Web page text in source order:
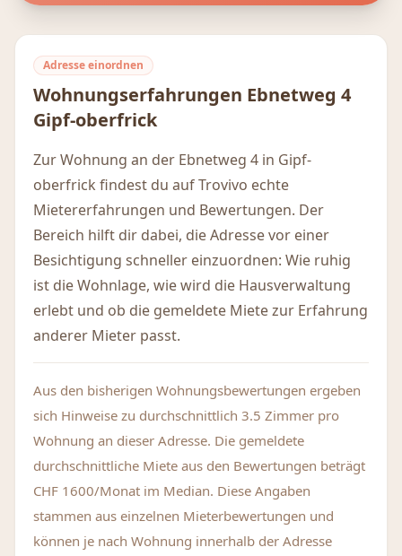
Adresse einordnen
Wohnungserfahrungen Ebnetweg 4
Gipf-oberfrick
Zur Wohnung an der Ebnetweg 4 in Gipf-
oberfrick findest du auf Trovivo echte
Mietererfahrungen und Bewertungen. Der
Bereich hilft dir dabei, die Adresse vor einer
Besichtigung schneller einzuordnen: Wie ruhig
ist die Wohnlage, wie wird die Hausverwaltung
erlebt und ob die gemeldete Miete zur Erfahrung
anderer Mieter passt.
Aus den bisherigen Wohnungsbewertungen ergeben
sich Hinweise zu durchschnittlich 3.5 Zimmer pro
Wohnung an dieser Adresse. Die gemeldete
durchschnittliche Miete aus den Bewertungen beträgt
CHF 1600/Monat im Median. Diese Angaben
stammen aus einzelnen Mieterbewertungen und
können je nach Wohnung innerhalb der Adresse